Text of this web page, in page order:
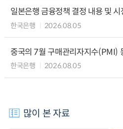
일본은행 금융정책 결정 내용 및 시
한국은행 2026.08.05
중국의 7월 구매관리자지수(PMI)
한국은행 2026.08.05
많이 본 자료